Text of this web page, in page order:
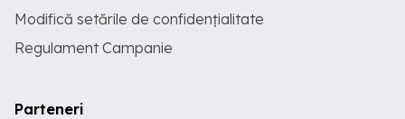
Modifică setările de confidențialitate
Regulament Campanie
Parteneri